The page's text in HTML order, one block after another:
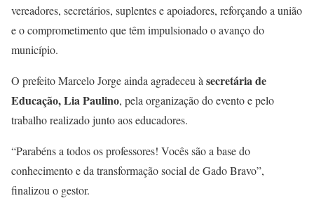
vereadores, secretários, suplentes e apoiadores, reforçando a união
e o comprometimento que têm impulsionado o avanço do
município.
O prefeito Marcelo Jorge ainda agradeceu à secretária de
Educação, Lia Paulino, pela organização do evento e pelo
trabalho realizado junto aos educadores.
“Parabéns a todos os professores! Vocês são a base do
conhecimento e da transformação social de Gado Bravo”,
finalizou o gestor.